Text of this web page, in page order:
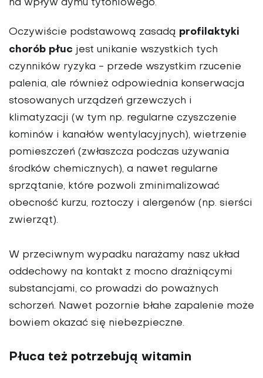
na wpływ dymu tytoniowego.
Oczywiście podstawową zasadą profilaktyki
chorób płuc jest unikanie wszystkich tych
czynników ryzyka - przede wszystkim rzucenie
palenia, ale również odpowiednia konserwacja
stosowanych urządzeń grzewczych i
klimatyzacji (w tym np. regularne czyszczenie
kominów i kanałów wentylacyjnych), wietrzenie
pomieszczeń (zwłaszcza podczas używania
środków chemicznych), a nawet regularne
sprzątanie, które pozwoli zminimalizować
obecność kurzu, roztoczy i alergenów (np. sierści
zwierząt).
W przeciwnym wypadku narażamy nasz układ
oddechowy na kontakt z mocno drażniącymi
substancjami, co prowadzi do poważnych
schorzeń. Nawet pozornie błahe zapalenie może
bowiem okazać się niebezpieczne.
Płuca też potrzebują witamin